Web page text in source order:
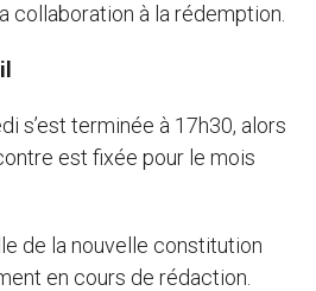
collaboration à la rédemption.
s’est terminée à 17h30, alors
est fixée pour le mois
de la nouvelle constitution
en cours de rédaction.